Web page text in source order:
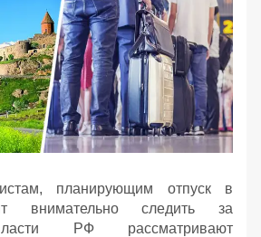
планирующим отпуск в
внимательно следить за
РФ рассматривают